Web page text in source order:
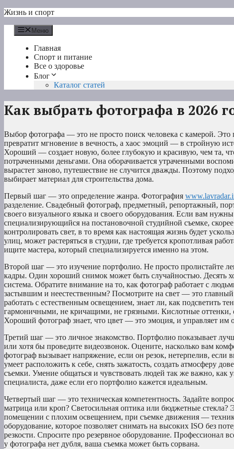
Перейти
содержимому
Жизнь и спорт
Меню
Главная
Спорт и питание
Все о здоровье
Блог
Каталог статей
Как выбрать фотографа в 2026
Выбор фотографа — это не просто поиск человека с камерой. Это
превратит мгновение в вечность, а хаос эмоций — в стройную
Хороший — создает новую, более глубокую и красивую, чем та,
потраченными деньгами. Она оборачивается утраченными
вырастет заново, путешествие не случится дважды. Поэтому
выбирает материал для строительства дома.
Первый шаг — это определение жанра. Фотография
разделение. Свадебный фотограф, предметный, репортажный,
своего визуального языка и своего оборудования. Если вам
специализирующийся на постановочной студийной съемке,
контролировать свет, в то время как настоящая жизнь будет
улиц, может растеряться в студии, где требуется кропотливая
ищите мастера, который специализируется именно на этом.
Второй шаг — это изучение портфолио. Не просто пролистайте
кадры. Один хороший снимок может быть случайностью. Десять
система. Обратите внимание на то, как фотограф работает с
застывшим и неестественным? Посмотрите на свет — это
работать с естественным освещением, знает ли, как подсветить
гармоничными, не кричащими, не грязными. Кислотные оттенки,
Хороший фотограф знает, что цвет — это эмоция, и управляет им
Третий шаг — это личное знакомство. Портфолио показывает
или хотя бы проведите видеозвонок. Оцените, насколько вам
фотограф вызывает напряжение, если он резок, нетерпелив,
умеет расположить к себе, снять зажатость, создать атмосферу
съемки. Умение общаться и чувствовать людей так же важно, как
специалиста, даже если его портфолио кажется идеальным.
Четвертый шаг — это техническая компетентность. Задайте
матрица или кроп? Светосильная оптика или бюджетные
помещении с плохим освещением, при съемке движения —
оборудование, которое позволяет снимать на высоких ISO без
резкости. Спросите про резервное оборудование. Профессионал
у фотографа нет дубля, ваша съемка может быть сорвана.